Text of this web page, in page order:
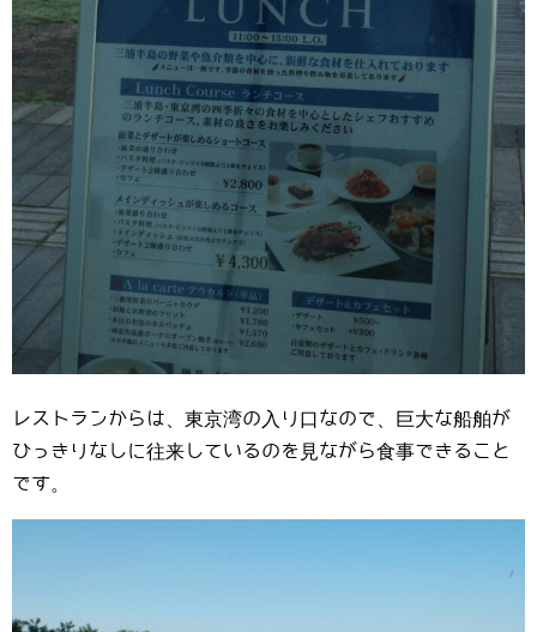
レストランからは、東京湾の入り口なので、巨大な船舶が
ひっきりなしに往来しているのを見ながら食事できること
です。